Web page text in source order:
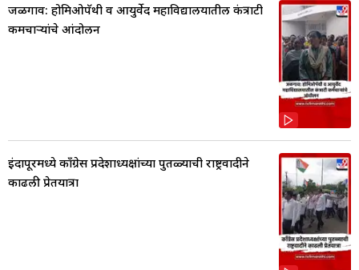
जळगाव: होमिओपॅथी व आयुर्वेद महाविद्यालयातील कंत्राटी
कर्मचाऱ्यांचे आंदोलन
इंदापूरमध्ये काँग्रेस प्रदेशाध्यक्षांच्या पुतळ्याची राष्ट्रवादीने
काढली प्रेतयात्रा